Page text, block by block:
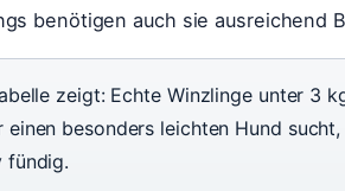
benötigen auch sie ausreichend
zeigt: Echte Winzlinge unter 3
einen besonders leichten Hund
fündig.